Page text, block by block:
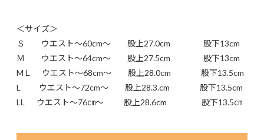
＜サイズ＞
Ｓ ウエスト～60cm～ 股上27.0cm 股下13cm
Ｍ ウエスト～64cm～ 股上27.5cm 股下13cm
MＬ ウエスト～68cm～ 股上28.0cm 股下13.5cm
L ウエスト～72cm～ 股上28.3.cm 股下13.5cm
LL ウエスト～76㎝～ 股上28.6cm 股下13.5㎝